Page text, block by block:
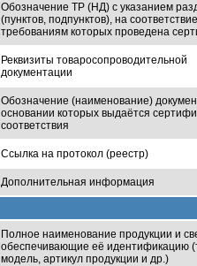
Обозначение ТР (НД) с указанием
(пунктов, подпунктов), на соответствие
требованиям которых проведена
Реквизиты товаросопроводительной
документации
Обозначение (наименование)
основании которых выдаётся
соответствия
Ссылка на протокол (реестр)
Дополнительная информация
Полное наименование продукции и
обеспечивающие её идентификацию
модель, артикул продукции и др.)